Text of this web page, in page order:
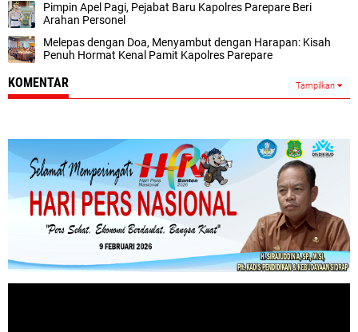
Pimpin Apel Pagi, Pejabat Baru Kapolres Parepare Beri
Arahan Personel
Melepas dengan Doa, Menyambut dengan Harapan: Kisah
Penuh Hormat Kenal Pamit Kapolres Parepare
KOMENTAR Tampilkan